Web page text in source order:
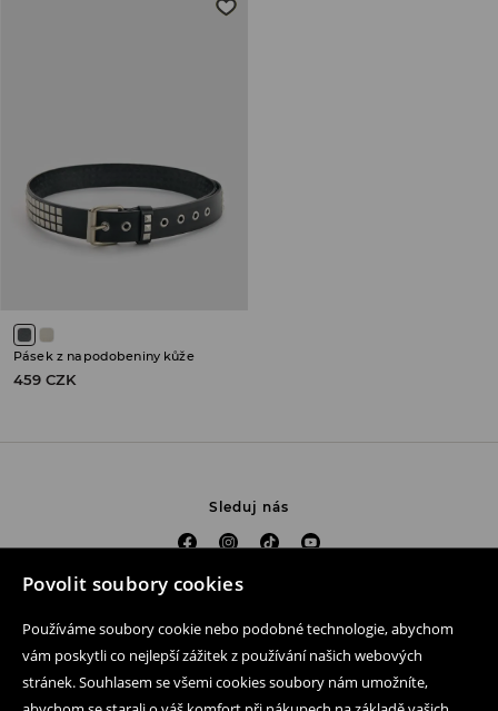
Povolit soubory cookies
Používáme soubory cookie nebo podobné technologie, abychom
vám poskytli co nejlepší zážitek z používání našich webových
stránek. Souhlasem se všemi cookies soubory nám umožníte,
Pásek z napodobeniny kůže
459 CZK
Sleduj nás
Pomoc a kontakt
Nákup produktu on-line
Mobilní aplikaci